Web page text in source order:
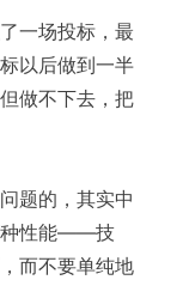
一场投标，最
以后做到一半
做不下去，把
题的，其实中
种性能——技
而不要单纯地